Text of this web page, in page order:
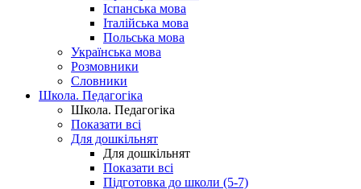
Іспанська мова
Італійська мова
Польська мова
Українська мова
Розмовники
Словники
Школа. Педагогіка
Школа. Педагогіка
Показати всі
Для дошкільнят
Для дошкільнят
Показати всі
Підготовка до школи (5-7)